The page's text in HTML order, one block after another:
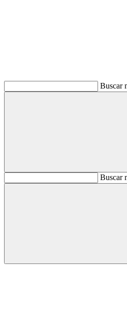
Buscar
BuscarBuscar
Buscar